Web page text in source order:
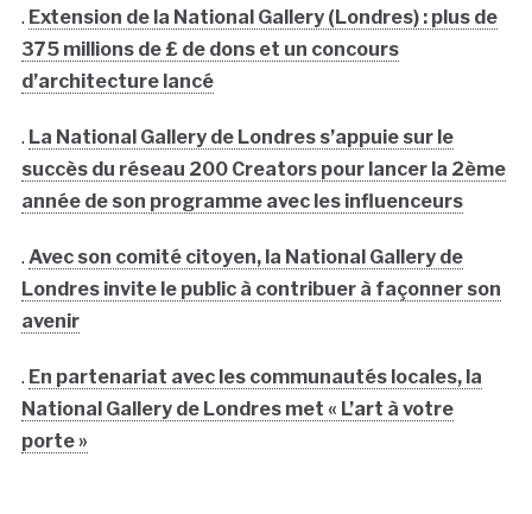
. Extension de la National Gallery (Londres) : plus de
375 millions de £ de dons et un concours
d’architecture lancé
. La National Gallery de Londres s’appuie sur le
succès du réseau 200 Creators pour lancer la 2ème
année de son programme avec les influenceurs
. Avec son comité citoyen, la National Gallery de
Londres invite le public à contribuer à façonner son
avenir
. En partenariat avec les communautés locales, la
National Gallery de Londres met « L’art à votre
porte »